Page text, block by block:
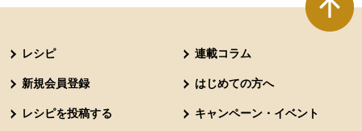
レシピ 連載コラム
新規会員登録 はじめての方へ
レシピを投稿する キャンペーン・イベント